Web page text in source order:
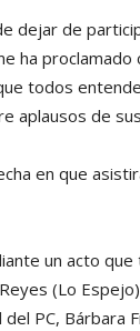
dejar de
ha proclamado
todos
aplausos de
en que
un acto
(Lo
PC, Bárbara